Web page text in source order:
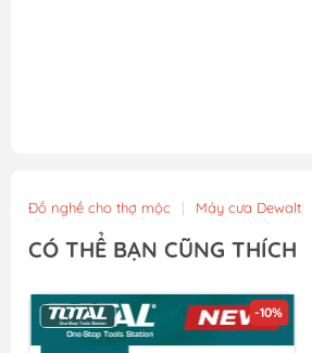
Đồ nghề cho thợ mộc | Máy cưa Dewalt
CÓ THỂ BẠN CŨNG THÍCH
-10%